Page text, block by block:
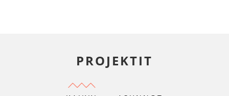
PROJEKTIT